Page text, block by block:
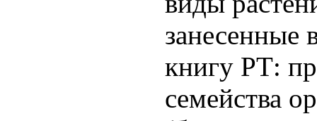
занесенные
книгу РТ:
семейства